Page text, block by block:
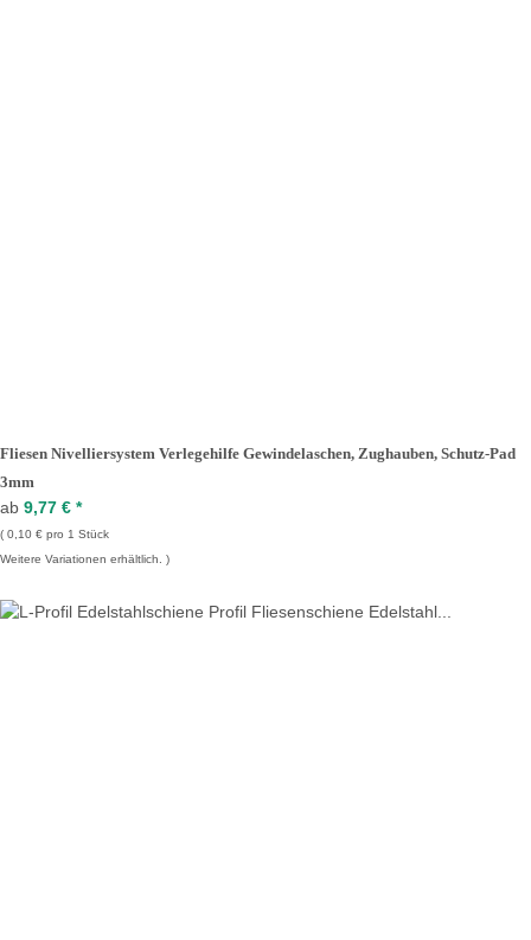
Fliesen Nivelliersystem Verlegehilfe Gewindelaschen, Zughauben, Schutz-Pad
3mm
ab 9,77 € *
0,10 € pro 1 Stück
Weitere Variationen erhältlich.